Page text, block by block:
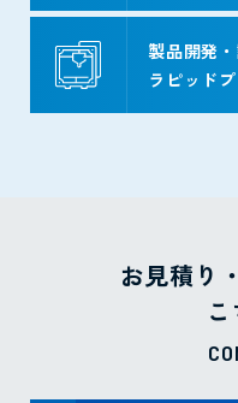
製品開発
ラピッド
お見積り